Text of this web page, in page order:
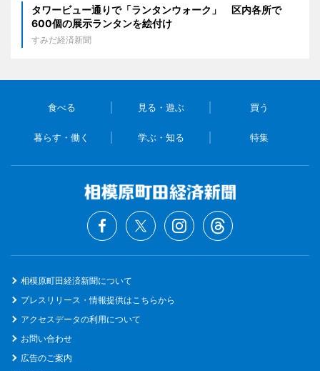
タワービュー通りで「ランタンウォーク」 区内各所で
600個の展示ランタンを絵付け
すみだ経済新聞
食べる 見る・遊ぶ 買う
暮らす・働く 学ぶ・知る 特集
相模原町田経済新聞について
プレスリリース・情報提供はこちらから
アクセスデータの利用について
お問い合わせ
広告のご案内